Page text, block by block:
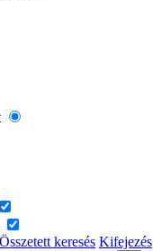
Összetett keresés Kifejezés